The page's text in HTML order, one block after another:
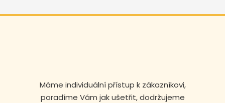
Máme individuální přístup k zákazníkovi,
poradíme Vám jak ušetřit, dodržujeme